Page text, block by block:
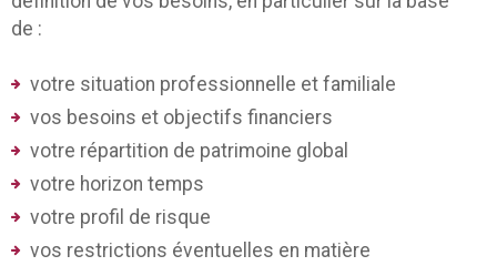
de :
votre situation professionnelle et familiale
vos besoins et objectifs financiers
votre répartition de patrimoine global
votre horizon temps
votre profil de risque
vos restrictions éventuelles en matière